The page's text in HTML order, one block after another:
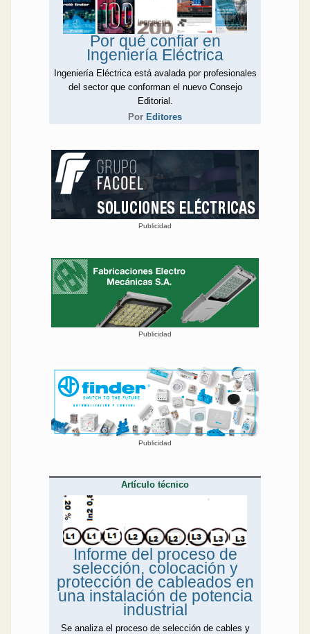
Por qué confiar en
Ingeniería Eléctrica
Ingeniería Eléctrica está avalada por profesionales
del sector que conforman el nuevo Consejo
Editorial.
Por Editores
Publicidad
Publicidad
Publicidad
Artículo técnico
Informe del proceso de
selección, colocación y
protección de cableados en
una instalación de potencia
industrial
Se analiza el proceso de selección de cables y